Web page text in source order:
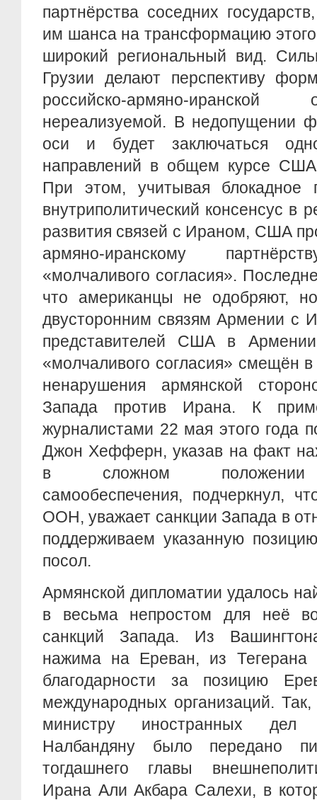
партнёрства соседних
им шанса на трансформацию
широкий региональный вид.
Грузии делают перспективу
российско-армяно-
нереализуемой. В недопущении
оси и будет заключаться
направлений в общем курсе
При этом, учитывая блокадное
внутриполитический консенсус в
развития связей с Ираном, США
армяно-иранскому
«молчаливого согласия».
что американцы не одобряют,
двусторонним связям Армении с
представителей США в
«молчаливого согласия» смещён в
ненарушения армянской
Запада против Ирана. К
журналистами 22 мая этого года
Джон Хефферн, указав на факт
в сложном положении
самообеспечения, подчеркнул,
ООН, уважает санкции Запада в
поддерживаем указанную
посол.
Армянской дипломатии удалось
в весьма непростом для неё
санкций Запада. Из
нажима на Ереван, из Тегерана
благодарности за позицию
международных организаций.
министру иностранных дел
Налбандяну было передано
тогдашнего главы
Ирана Али Акбара Салехи, в